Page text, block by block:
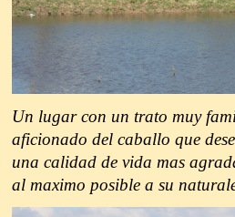
Un lugar con un trato muy
aficionado del caballo que
una calidad de vida mas
al maximo posible a su